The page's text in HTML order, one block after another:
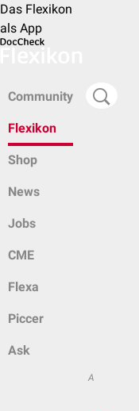
Das Flexikon
als App
Community
Flexikon
Shop
News
Jobs
CME
Flexa
Piccer
Ask
A